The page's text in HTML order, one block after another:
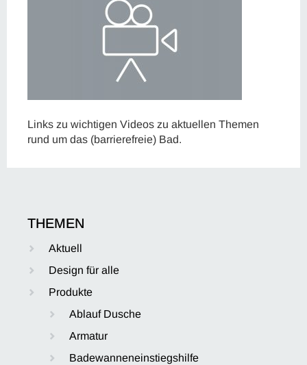
Links zu wichtigen Videos zu aktuellen Themen
rund um das (barrierefreie) Bad.
THEMEN
Aktuell
Design für alle
Produkte
Ablauf Dusche
Armatur
Badewanneneinstiegshilfe